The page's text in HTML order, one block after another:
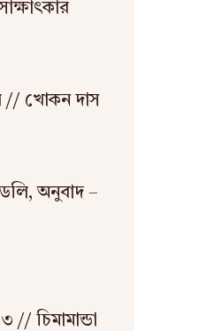
// খোকন দাস
অনুবাদ –
// চিমামান্ডা